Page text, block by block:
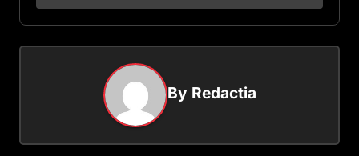
i
g
î
By Redactia